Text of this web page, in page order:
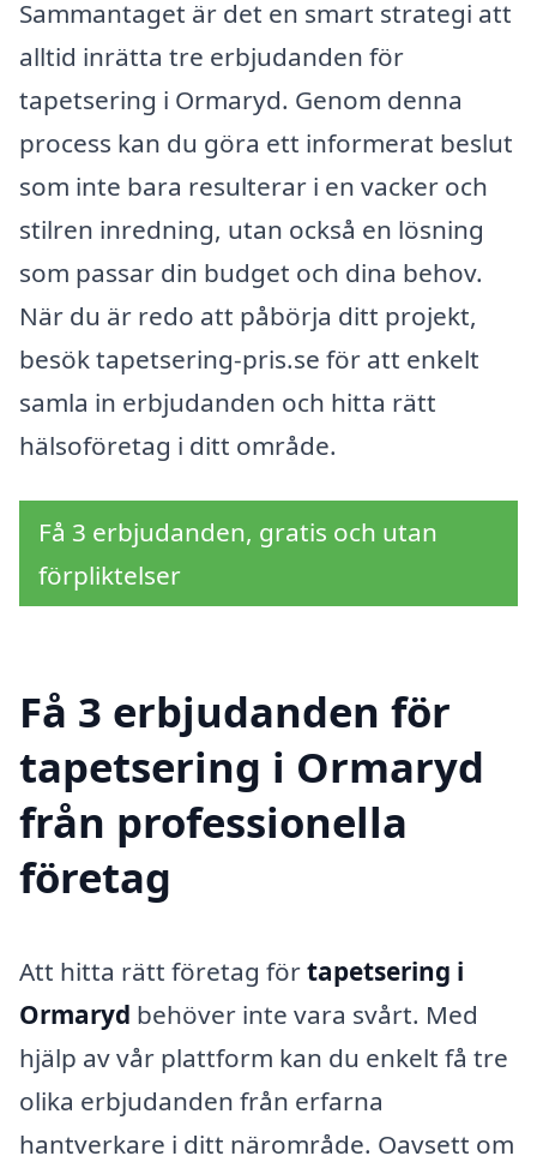
Sammantaget är det en smart strategi att
alltid inrätta tre erbjudanden för
tapetsering i Ormaryd. Genom denna
process kan du göra ett informerat beslut
som inte bara resulterar i en vacker och
stilren inredning, utan också en lösning
som passar din budget och dina behov.
När du är redo att påbörja ditt projekt,
besök tapetsering-pris.se för att enkelt
samla in erbjudanden och hitta rätt
hälsoföretag i ditt område.
Få 3 erbjudanden, gratis och utan
förpliktelser
Få 3 erbjudanden för
tapetsering i Ormaryd
från professionella
företag
Att hitta rätt företag förtapetsering i
Ormaryd behöver inte vara svårt. Med
hjälp av vår plattform kan du enkelt få tre
olika erbjudanden från erfarna
hantverkare i ditt närområde. Oavsett om